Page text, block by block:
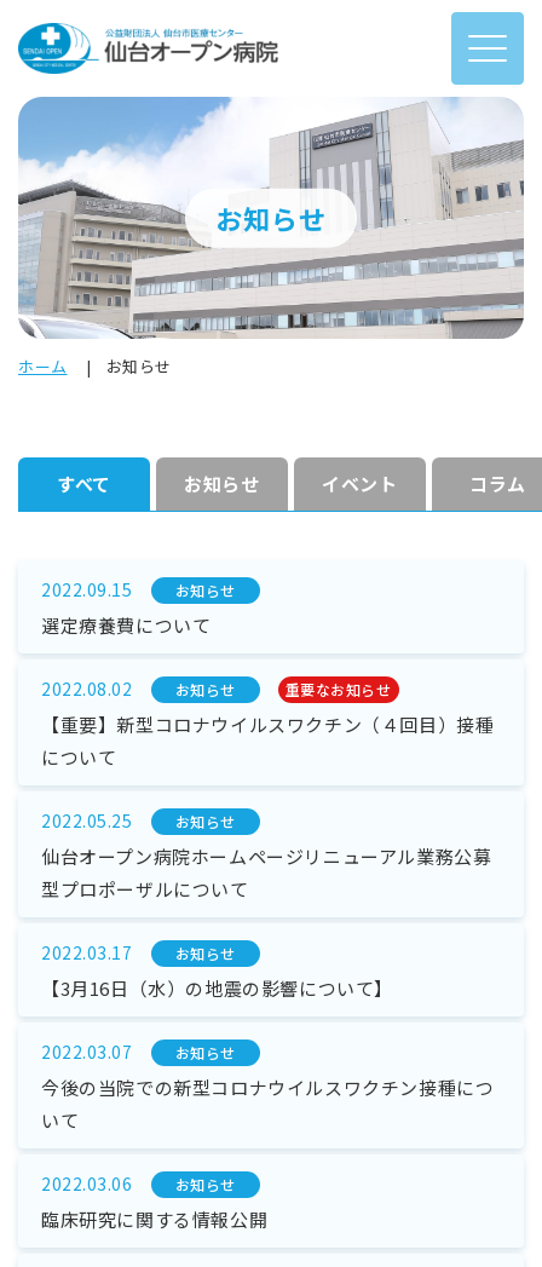
お知らせ
ホーム お知らせ
すべて お知らせ イベント コラム
2022.09.15 お知らせ
選定療養費について
2022.08.02 お知らせ 重要なお知らせ
【重要】新型コロナウイルスワクチン（４回目）接種
について
2022.05.25 お知らせ
仙台オープン病院ホームページリニューアル業務公募
型プロポーザルについて
2022.03.17 お知らせ
【3月16日（水）の地震の影響について】
2022.03.07 お知らせ
今後の当院での新型コロナウイルスワクチン接種につ
いて
2022.03.06 お知らせ
臨床研究に関する情報公開